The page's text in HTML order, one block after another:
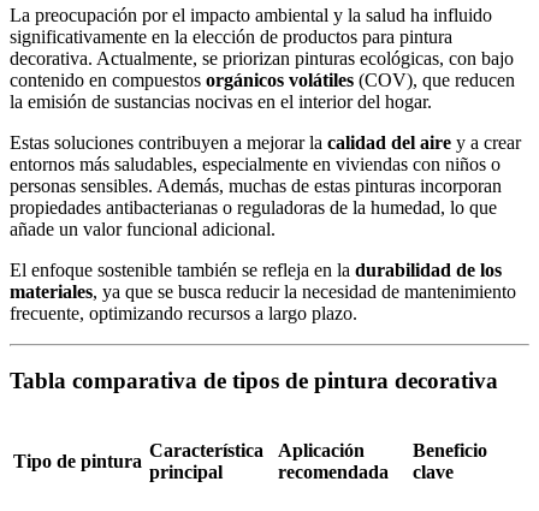
La preocupación por el impacto ambiental y la salud ha influido
significativamente en la elección de productos para pintura
decorativa. Actualmente, se priorizan pinturas ecológicas, con bajo
contenido en compuestos orgánicos volátiles (COV), que reducen
la emisión de sustancias nocivas en el interior del hogar.
Estas soluciones contribuyen a mejorar la calidad del aire y a crear
entornos más saludables, especialmente en viviendas con niños o
personas sensibles. Además, muchas de estas pinturas incorporan
propiedades antibacterianas o reguladoras de la humedad, lo que
añade un valor funcional adicional.
El enfoque sostenible también se refleja en la durabilidad de los
materiales, ya que se busca reducir la necesidad de mantenimiento
frecuente, optimizando recursos a largo plazo.
Tabla comparativa de tipos de pintura decorativa
Tipo de pintura
Característica
principal
Aplicación
recomendada
Beneficio
clave